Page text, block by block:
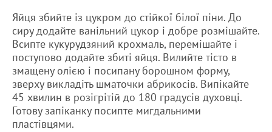
Яйця збийте із цукром до стійкої білої піни. До
сиру додайте ванільний цукор і добре розмішайте.
Всипте кукурудзяний крохмаль, перемішайте і
поступово додайте збиті яйця. Вилийте тісто в
змащену олією і посипану борошном форму,
зверху викладіть шматочки абрикосів. Випікайте
45 хвилин в розігрітій до 180 градусів духовці.
Готову запіканку посипте мигдальними
пластівцями.